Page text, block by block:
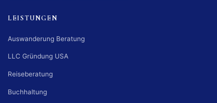
LEISTUNGEN
Auswanderung Beratung
LLC Gründung USA
Reiseberatung
Buchhaltung